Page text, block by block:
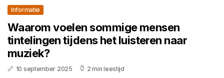
Informatie
Waarom voelen sommige mensen
tintelingen tijdens het luisteren naar
muziek?
10 september 2025 2 min leestijd